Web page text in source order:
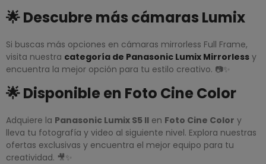
🌟 Descubre más cámaras Lumix
Si buscas más opciones en cámaras mirrorless Full Frame,
visita nuestra categoría de Panasonic Lumix Mirrorless y
encuentra la mejor opción para tu estilo creativo. 📷✨
🌟 Disponible en Foto Cine Color
Adquiere la Panasonic Lumix S5 II en Foto Cine Color y
lleva tu fotografía y video al siguiente nivel. Explora nuestras
ofertas exclusivas y encuentra el mejor equipo para tu
creatividad. 🎥✨